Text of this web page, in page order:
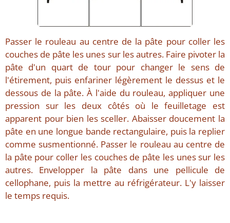
Passer le rouleau au centre de la pâte pour coller les
couches de pâte les unes sur les autres. Faire pivoter la
pâte d'un quart de tour pour changer le sens de
l'étirement, puis enfariner légèrement le dessus et le
dessous de la pâte. À l'aide du rouleau, appliquer une
pression sur les deux côtés où le feuilletage est
apparent pour bien les sceller. Abaisser doucement la
pâte en une longue bande rectangulaire, puis la replier
comme susmentionné. Passer le rouleau au centre de
la pâte pour coller les couches de pâte les unes sur les
autres. Envelopper la pâte dans une pellicule de
cellophane, puis la mettre au réfrigérateur. L'y laisser
le temps requis.